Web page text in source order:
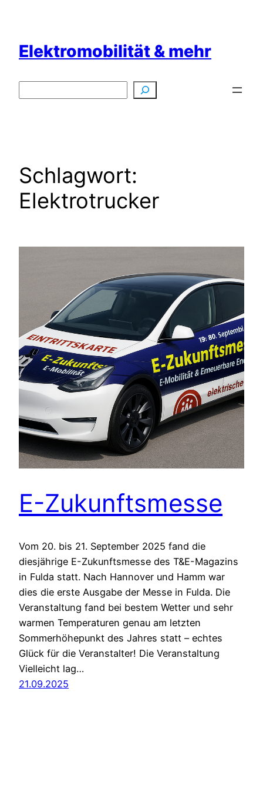
springen
Elektromobilität & mehr
Schlagwort:
Elektrotrucker
E-Zukunftsmesse
Vom 20. bis 21. September 2025 fand die
diesjährige E-Zukunftsmesse des T&E-Magazins
in Fulda statt. Nach Hannover und Hamm war
dies die erste Ausgabe der Messe in Fulda. Die
Veranstaltung fand bei bestem Wetter und sehr
warmen Temperaturen genau am letzten
Sommerhöhepunkt des Jahres statt – echtes
Glück für die Veranstalter! Die Veranstaltung
Vielleicht lag…
21.09.2025